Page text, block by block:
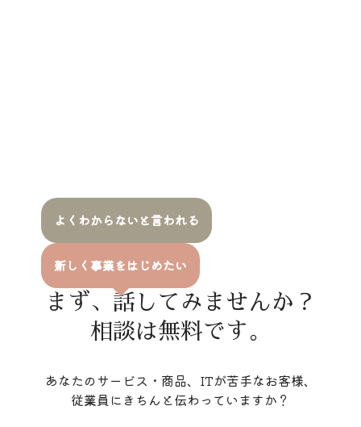
よくわからないと言われる
新しく事業をはじめたい
まず、話してみませんか？
相談は無料です。
あなたのサービス・商品、ITが苦手なお客様、
従業員にきちんと伝わっていますか？